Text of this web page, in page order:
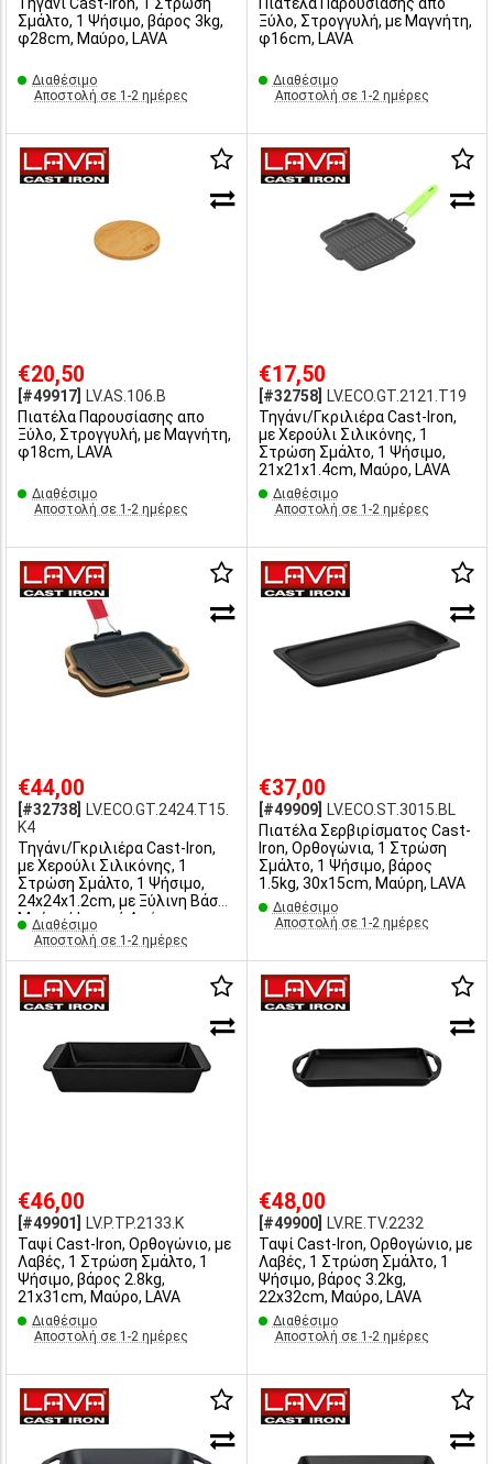
Σμάλτο, 1 Ψήσιμο, βάρος 3kg,
φ28cm, Μαύρο, LAVA
Διαθέσιμο
Αποστολή σε 1-2 ημέρες
Ξύλο, Στρογγυλή, με Μαγνήτη,
φ16cm, LAVA
Διαθέσιμο
Αποστολή σε 1-2 ημέρες
€20,50
[#49917]
LV.AS.106.B
Πιατέλα Παρουσίασης απο
Ξύλο, Στρογγυλή, με Μαγνήτη,
φ18cm, LAVA
Διαθέσιμο
Αποστολή σε 1-2 ημέρες
€17,50
[#32758]
LV.ECO.GT.2121.T19
Τηγάνι/Γκριλιέρα Cast-Iron,
με Χερούλι Σιλικόνης, 1
Στρώση Σμάλτο, 1 Ψήσιμο,
21x21x1.4cm, Μαύρο, LAVA
Διαθέσιμο
Αποστολή σε 1-2 ημέρες
€44,00
[#32738]
LV.ECO.GT.2424.T15.
K4
Τηγάνι/Γκριλιέρα Cast-Iron,
με Χερούλι Σιλικόνης, 1
Στρώση Σμάλτο, 1 Ψήσιμο,
24x24x1.2cm, με Ξύλινη Βάση,
Μαύρο/Φυσική Απόχρωση,
LAVA
Διαθέσιμο
Αποστολή σε 1-2 ημέρες
€37,00
[#49909]
LV.ECO.ST.3015.BL
Πιατέλα Σερβιρίσματος Cast-
Iron, Oρθογώνια, 1 Στρώση
Σμάλτο, 1 Ψήσιμο, βάρος
1.5kg, 30x15cm, Μαύρη, LAVA
Διαθέσιμο
Αποστολή σε 1-2 ημέρες
€46,00
[#49901]
LV.P.TP.2133.K
Ταψί Cast-Iron, Oρθογώνιο, με
Λαβές, 1 Στρώση Σμάλτο, 1
Ψήσιμο, βάρος 2.8kg,
21x31cm, Μαύρο, LAVA
Διαθέσιμο
Αποστολή σε 1-2 ημέρες
€48,00
[#49900]
LV.RE.TV.2232
Ταψί Cast-Iron, Oρθογώνιο, με
Λαβές, 1 Στρώση Σμάλτο, 1
Ψήσιμο, βάρος 3.2kg,
22x32cm, Μαύρο, LAVA
Διαθέσιμο
Αποστολή σε 1-2 ημέρες